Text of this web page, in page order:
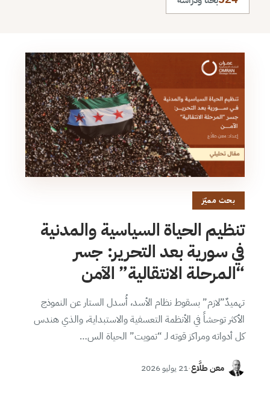
بحث مميّز
تنظيم الحياة السياسية والمدنية
في سورية بعد التحرير: جسر
“المرحلة الانتقالية” الآمن
تهميدٌ”لازم” بسقوط نظام الأسد، أُسدل الستار عن النموذج
الأكثر توحشاً في الأنظمة التعسفية والاستبداية، والذي هندس
كل أدواته ومراكز قوته لـ “تمويت” الحياة الس…
معن طلَّاع·21 يوليو 2026